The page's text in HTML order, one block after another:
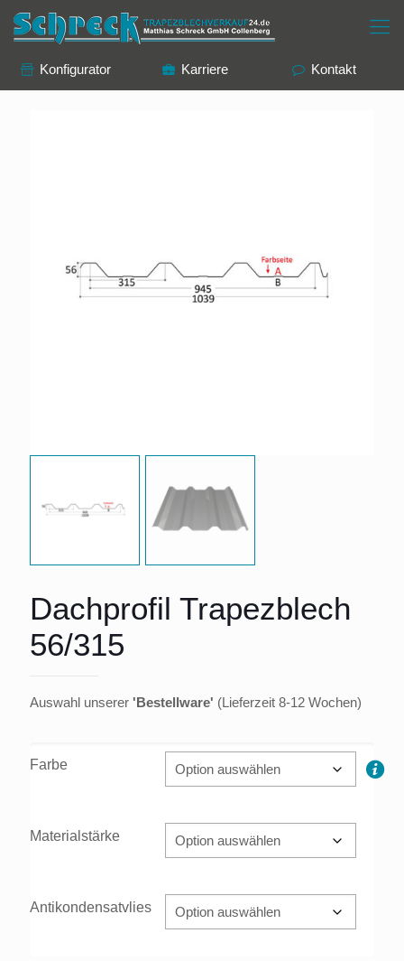
Konfigurator Karriere Kontakt
Dachprofil Trapezblech
56/315
Auswahl unserer 'Bestellware' (Lieferzeit 8-12 Wochen)
Farbe
Materialstärke
Antikondensatvlies